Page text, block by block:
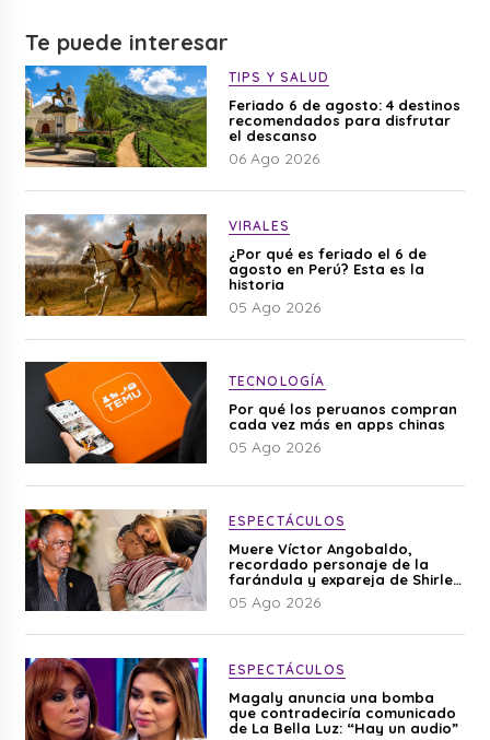
Te puede interesar
TIPS Y SALUD
Feriado 6 de agosto: 4 destinos
recomendados para disfrutar
el descanso
06 Ago 2026
VIRALES
¿Por qué es feriado el 6 de
agosto en Perú? Esta es la
historia
05 Ago 2026
TECNOLOGÍA
Por qué los peruanos compran
cada vez más en apps chinas
05 Ago 2026
ESPECTÁCULOS
Muere Víctor Angobaldo,
recordado personaje de la
farándula y expareja de Shirley
Cherres
05 Ago 2026
ESPECTÁCULOS
Magaly anuncia una bomba
que contradeciría comunicado
de La Bella Luz: “Hay un audio”